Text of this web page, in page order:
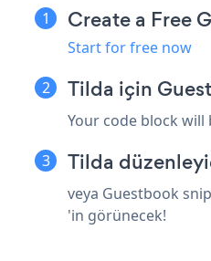
Create a Free
Start for free now
Tilda için
Your code block will
Tilda
veya Guestbook
'in görünecek!